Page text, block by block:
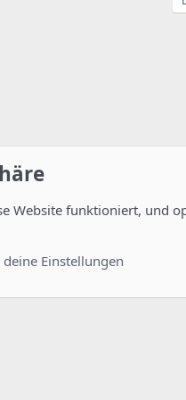
Website funktioniert, und
Einstellungen